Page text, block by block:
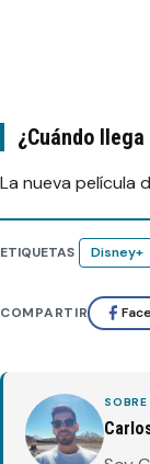
¿Cuándo
La nueva película
ETIQUETAS Disney+
COMPARTIR